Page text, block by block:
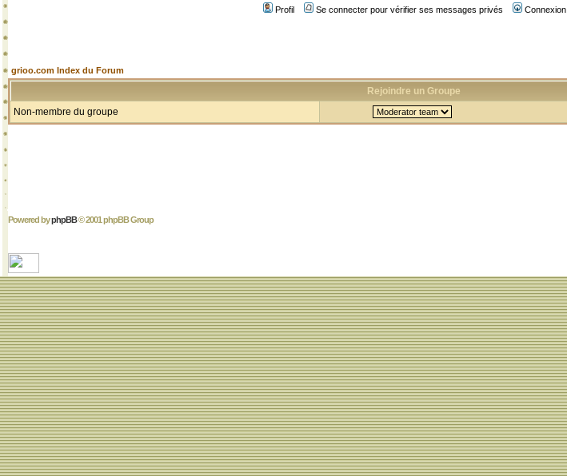
Profil
Se connecter pour vérifier ses messages privés Connexion
grioo.com Index du Forum
Rejoindre un Groupe
Non-membre du groupe
Powered byphpBB© 2001 phpBB Group